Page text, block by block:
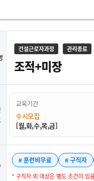
건설근로자과정 관리종료
조적+미장
교육기간
수시모집
[월,화,수,목,금]
# 훈련비무료 # 구직자
* 구직자 외 대상은 별도 조건이 있